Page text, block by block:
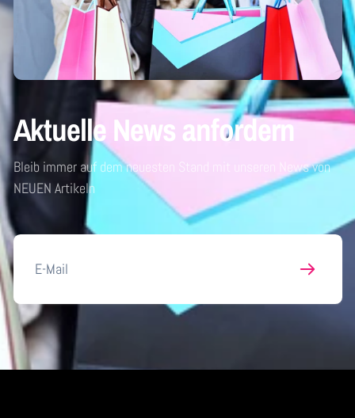
Aktuelle News anfordern
Bleib immer auf dem neuesten Stand mit unseren News von
NEUEN Artikeln
E-
Mail